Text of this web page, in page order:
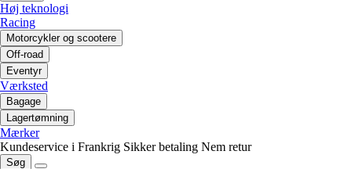
Høj teknologi
Racing
Motorcykler og scootere
Off-road
Eventyr
Værksted
Bagage
Lagertømning
Mærker
Kundeservice i Frankrig Sikker betaling Nem retur
Søg